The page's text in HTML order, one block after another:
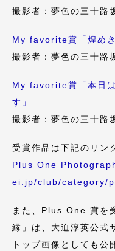
撮影者：夢色の三十路
My favorite賞「煌めき
撮影者：夢色の三十路
My favorite賞「本日
す」
撮影者：夢色の三十路
受賞作品は下記のリン
Plus One
ei.jp/club/category/
また、Plus One 賞を
縁」は、大迫淳英公式
トップ画像としても公